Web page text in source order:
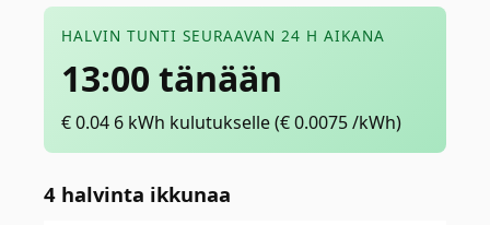
HALVIN TUNTI SEURAAVAN 24 H AIKANA
13:00 tänään
€0.04 6 kWh kulutukselle(€0.0075/kWh)
4 halvinta ikkunaa